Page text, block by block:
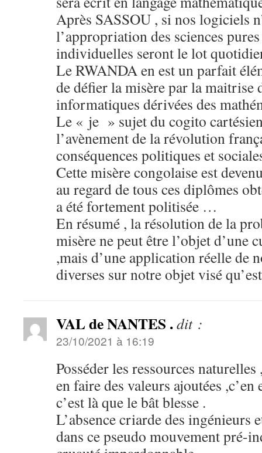
Après SASSOU , si nos logiciels
l’appropriation des sciences
individuelles seront le lot
Le RWANDA en est un parfait
de défier la misère par la maitrise
informatiques dérivées des
Le « je » sujet du cogito
l’avènement de la révolution
conséquences politiques et
Cette misère congolaise est
au regard de tous ces diplômes
a été fortement politisée …
En résumé , la résolution de la
misère ne peut être l’objet d’une
,mais d’une application réelle de
diverses sur notre objet visé
VAL de NANTES .dit :
23/10/2021 à 16:19
Posséder les ressources naturelles
en faire des valeurs ajoutées ,c’en
c’est là que le bât blesse .
L’absence criarde des ingénieurs
dans ce pseudo mouvement pré-